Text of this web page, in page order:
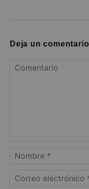
Deja un comentario